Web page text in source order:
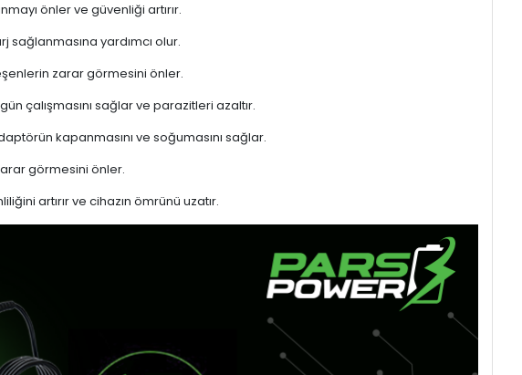
önler ve güvenliği artırır.
yardımcı olur.
zarar görmesini önler.
çalışmasını sağlar ve parazitleri azaltır.
kapanmasını ve soğumasını sağlar.
görmesini önler.
artırır ve cihazın ömrünü uzatır.